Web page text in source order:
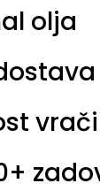
olja